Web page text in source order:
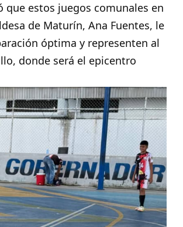
estos juegos comunales en
de Maturín, Ana Fuentes, le
óptima y representen al
donde será el epicentro